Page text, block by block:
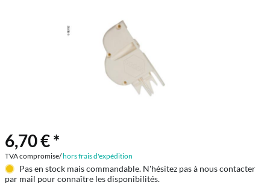
6,70 € *
TVA compromise/hors frais d'expédition
Pas en stock mais commandable. N'hésitez pas à nous contacter
par mail pour connaître les disponibilités.